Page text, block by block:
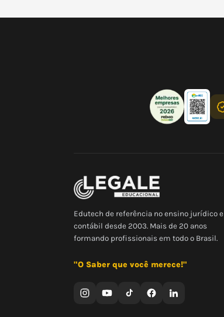
Edutech de referência no ensino jurídico e
contábil desde 2003. Mais de 20 anos
formando profissionais em todo o Brasil.
"O Saber que você merece!"